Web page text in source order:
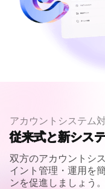
アカウントシステム
従来式と新シス
双方のアカウントシ
イント管理・運用を
ンを促進しましょう。